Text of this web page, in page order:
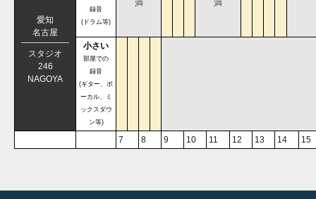
愛知
名古屋
スタジオ
246
NAGOYA
録音
(ドラム等)
満 満
小さい
部屋での
録音
(ギター、ボ
ーカル、ミ
ックスダウ
ン等)
7 8 9 10 11 12 13 14 15